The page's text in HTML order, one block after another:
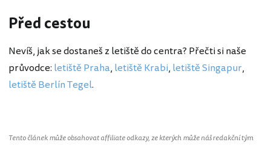
Před cestou
Nevíš, jak se dostaneš z letiště do centra? Přečti si naše
průvodce: letiště Praha, letiště Krabi, letiště Singapur,
letiště Berlín Tegel.
Tento článek může obsahovat affiliate odkazy, ze kterých může náš redakční tým